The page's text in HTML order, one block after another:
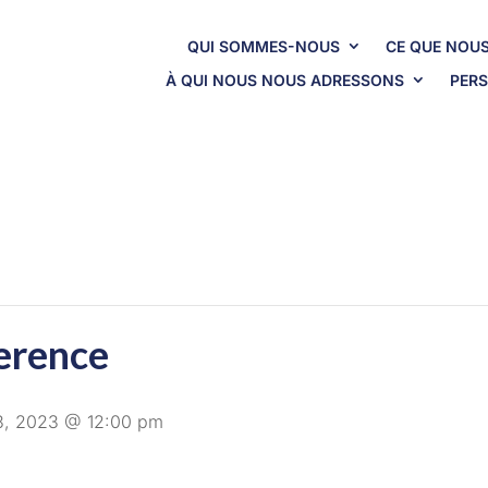
QUI SOMMES-NOUS
CE QUE
À QUI NOUS NOUS ADRESSONS
2023 @ 12:00 pm